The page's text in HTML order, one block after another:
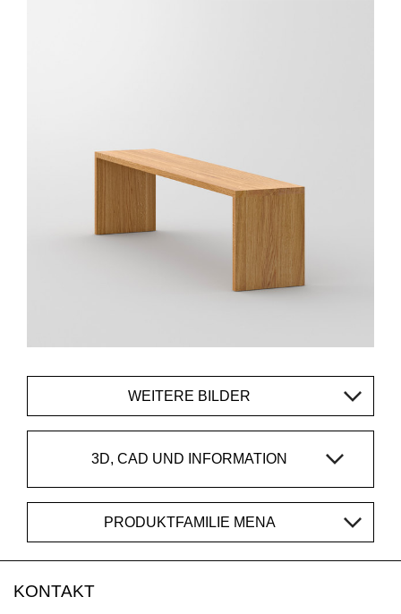
WEITERE BILDER
3D, CAD UND INFORMATION
PRODUKTFAMILIE MENA
KONTAKT